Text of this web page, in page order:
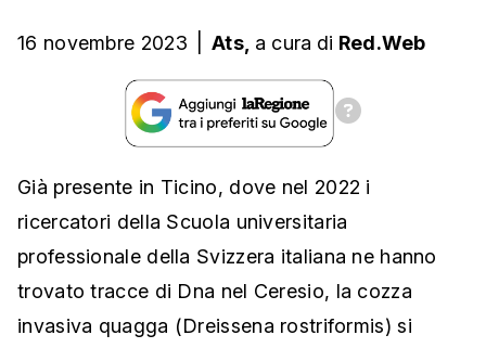
16 novembre 2023 Ats, a cura di Red.Web
Già presente in Ticino, dove nel 2022 i
ricercatori della Scuola universitaria
professionale della Svizzera italiana ne hanno
trovato tracce di Dna nel Ceresio, la cozza
invasiva quagga (Dreissena rostriformis) si